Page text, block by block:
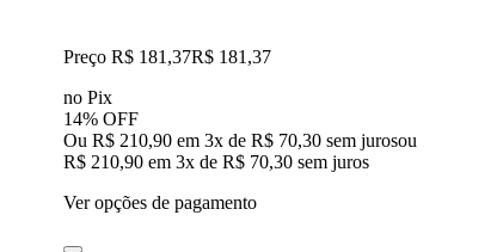
Preço R$ 181,37R$ 181 ,37
no Pix
14% OFF
Ou R$ 210,90 em 3x de R$ 70,30 sem jurosou
R$ 210,90 em 3x de R$ 70,30 sem juros
Ver opções de pagamento